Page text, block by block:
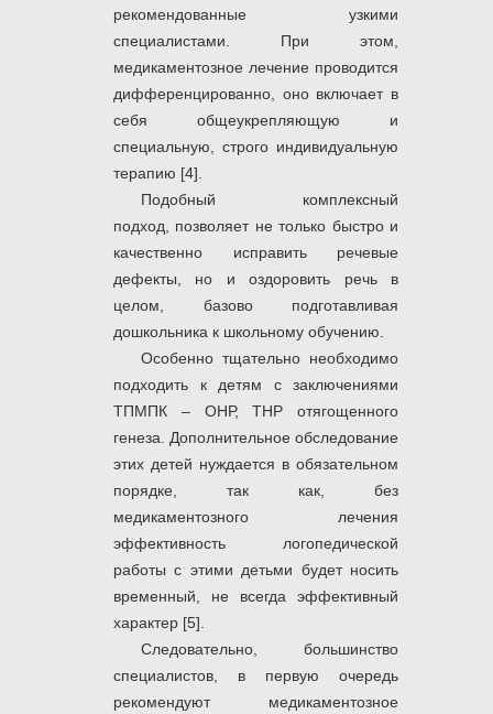
рекомендованные узкими
специалистами. При этом,
медикаментозное лечение проводится
дифференцированно, оно включает в
себя общеукрепляющую и
специальную, строго индивидуальную
терапию [4].
Подобный комплексный
подход, позволяет не только быстро и
качественно исправить речевые
дефекты, но и оздоровить речь в
целом, базово подготавливая
дошкольника к школьному обучению.
Особенно тщательно необходимо
подходить к детям с заключениями
ТПМПК – ОНР, ТНР отягощенного
генеза. Дополнительное обследование
этих детей нуждается в обязательном
порядке, так как, без
медикаментозного лечения
эффективность логопедической
работы с этими детьми будет носить
временный, не всегда эффективный
характер [5].
Следовательно, большинство
специалистов, в первую очередь
рекомендуют медикаментозное